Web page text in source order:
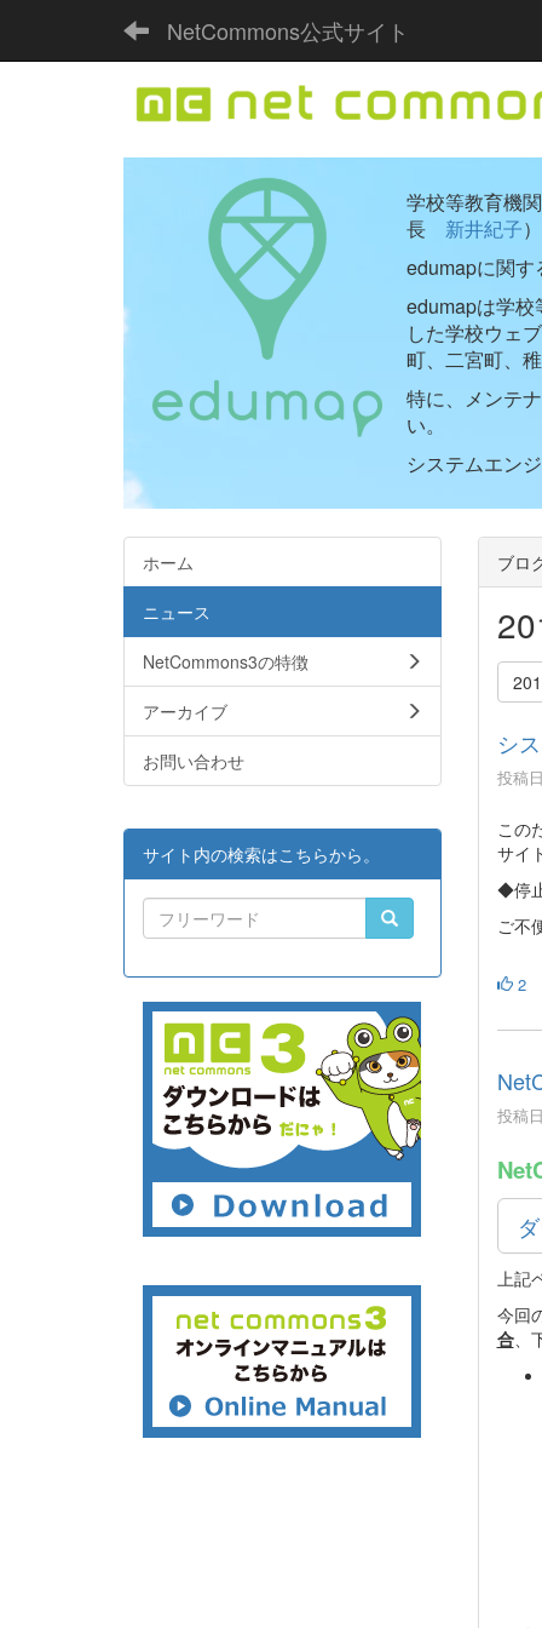
NetCommons公式サイト
学校等教育機
長 新井紀子
edumapに関す
edumapは学校
した学校ウェ
町、二宮町、
特に、メンテ
い。
システムエン
ブロ
シ
投稿
この
サイ
◆停
ご不
2
投稿
上記
今回
合、
ホーム
ニュース
NetCommons3の特徴
アーカイブ
お問い合わせ
サイト内の検索はこちらから。